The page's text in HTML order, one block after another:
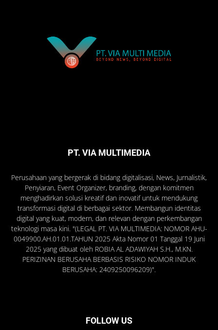
PT. VIA MULTIMEDIA
Perusahaan yang bergerak di bidang digitalisasi, News, Jurnalistik,
Penyiaran, Event Organizer, branding, dengan komitmen
menghadirkan solusi kreatif dan inovatif untuk mendukung
transformasi digital di berbagai sektor. Membangun identitas
digital yang kuat, modern, dan relevan dengan perkembangan
teknologi masa kini. "(LEGAL PT. VIA MULTIMEDIA: NOMOR AHU-
0049900.AH.01.01.TAHUN 2025 Akta Nomor 01 Tanggal 19 Juni
2025 yang dibuat oleh ROBIA AL ADAWIYAH S.H., M.KN.
PERIZINAN BERUSAHA BERBASIS RISIKO NOMOR INDUK
BERUSAHA: 2409250096209)".
FOLLOW US